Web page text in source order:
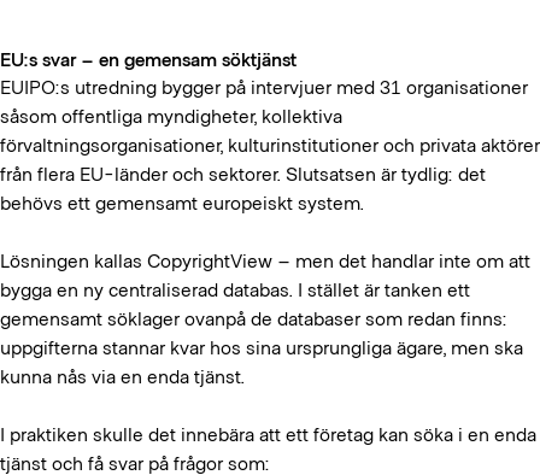
EU:s svar – en gemensam söktjänst
EUIPO:s utredning bygger på intervjuer med 31 organisationer
såsom offentliga myndigheter, kollektiva
förvaltningsorganisationer, kulturinstitutioner och privata aktörer
från flera EU-länder och sektorer. Slutsatsen är tydlig: det
behövs ett gemensamt europeiskt system.
Lösningen kallas CopyrightView – men det handlar inte om att
bygga en ny centraliserad databas. I stället är tanken ett
gemensamt söklager ovanpå de databaser som redan finns:
uppgifterna stannar kvar hos sina ursprungliga ägare, men ska
kunna nås via en enda tjänst.
I praktiken skulle det innebära att ett företag kan söka i en enda
tjänst och få svar på frågor som: